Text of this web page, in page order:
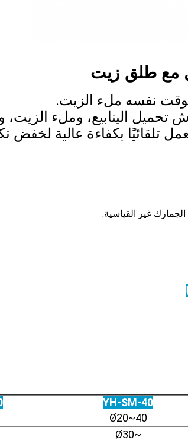
مع طلق زيت
نفسه ملء الزيت.
تحميل الينابيع، وملء الزيت،
تلقائيًا بكفاءة عالية لخفض
YH-SM-40
Ø20~40
~Ø30